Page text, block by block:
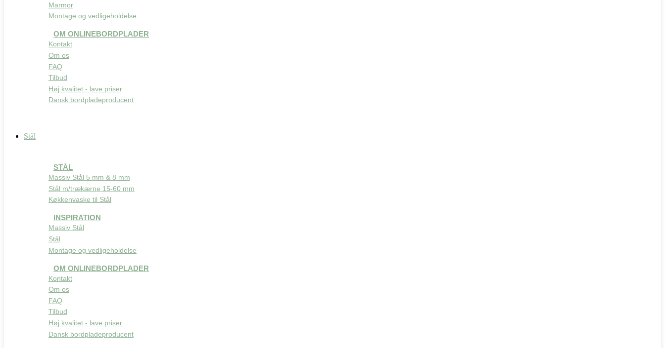
Marmor
Montage og vedligeholdelse
OM ONLINEBORDPLADER
Kontakt
Om os
FAQ
Tilbud
Høj kvalitet - lave priser
Dansk bordpladeproducent
Stål
STÅL
Massiv Stål 5 mm & 8 mm
Stål m/trækærne 15-60 mm
Køkkenvaske til Stål
INSPIRATION
Massiv Stål
Stål
Montage og vedligeholdelse
OM ONLINEBORDPLADER
Kontakt
Om os
FAQ
Tilbud
Høj kvalitet - lave priser
Dansk bordpladeproducent